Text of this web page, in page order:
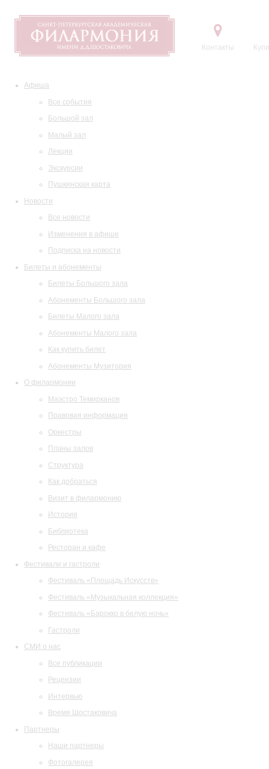
Контакты
Афиша
Все события
Большой зал
Малый зал
Лекции
Экскурсии
Пушкинская карта
Новости
Все новости
Изменения в афише
Подписка на новости
Билеты и абонементы
Билеты Большого зала
Абонементы Большого зала
Билеты Малого зала
Абонементы Малого зала
Как купить билет
Абонементы Музитория
О филармонии
Маэстро Темирканов
Правовая информация
Оркестры
Планы залов
Структура
Как добраться
Визит в филармонию
История
Библиотека
Ресторан и кафе
Фестивали и гастроли
Фестиваль «Площадь Искусств»
Фестиваль «Музыкальная коллекция»
Фестиваль «Барокко в белую ночь»
Гастроли
СМИ о нас
Все публикации
Рецензии
Интервью
Время Шостаковича
Партнеры
Наши партнеры
Фотогалерея